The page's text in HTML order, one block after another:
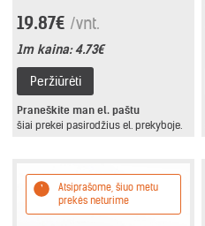
19.87€ /vnt.
1m kaina:4.73€
Peržiūrėti
Praneškite man el. paštu
šiai prekei pasirodžius el. prekyboje.
Atsiprašome, šiuo metu
prekės neturime